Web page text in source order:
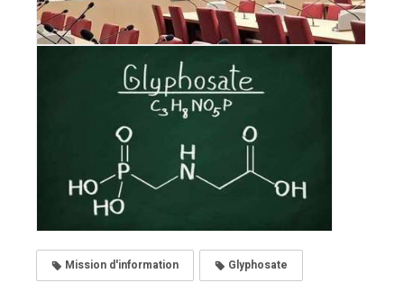
Mission d'information Glyphosate